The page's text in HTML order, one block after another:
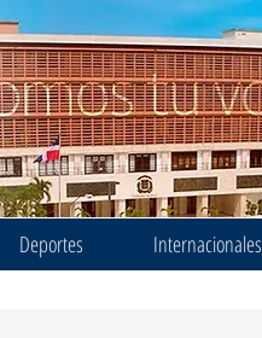
Deportes Internacionales